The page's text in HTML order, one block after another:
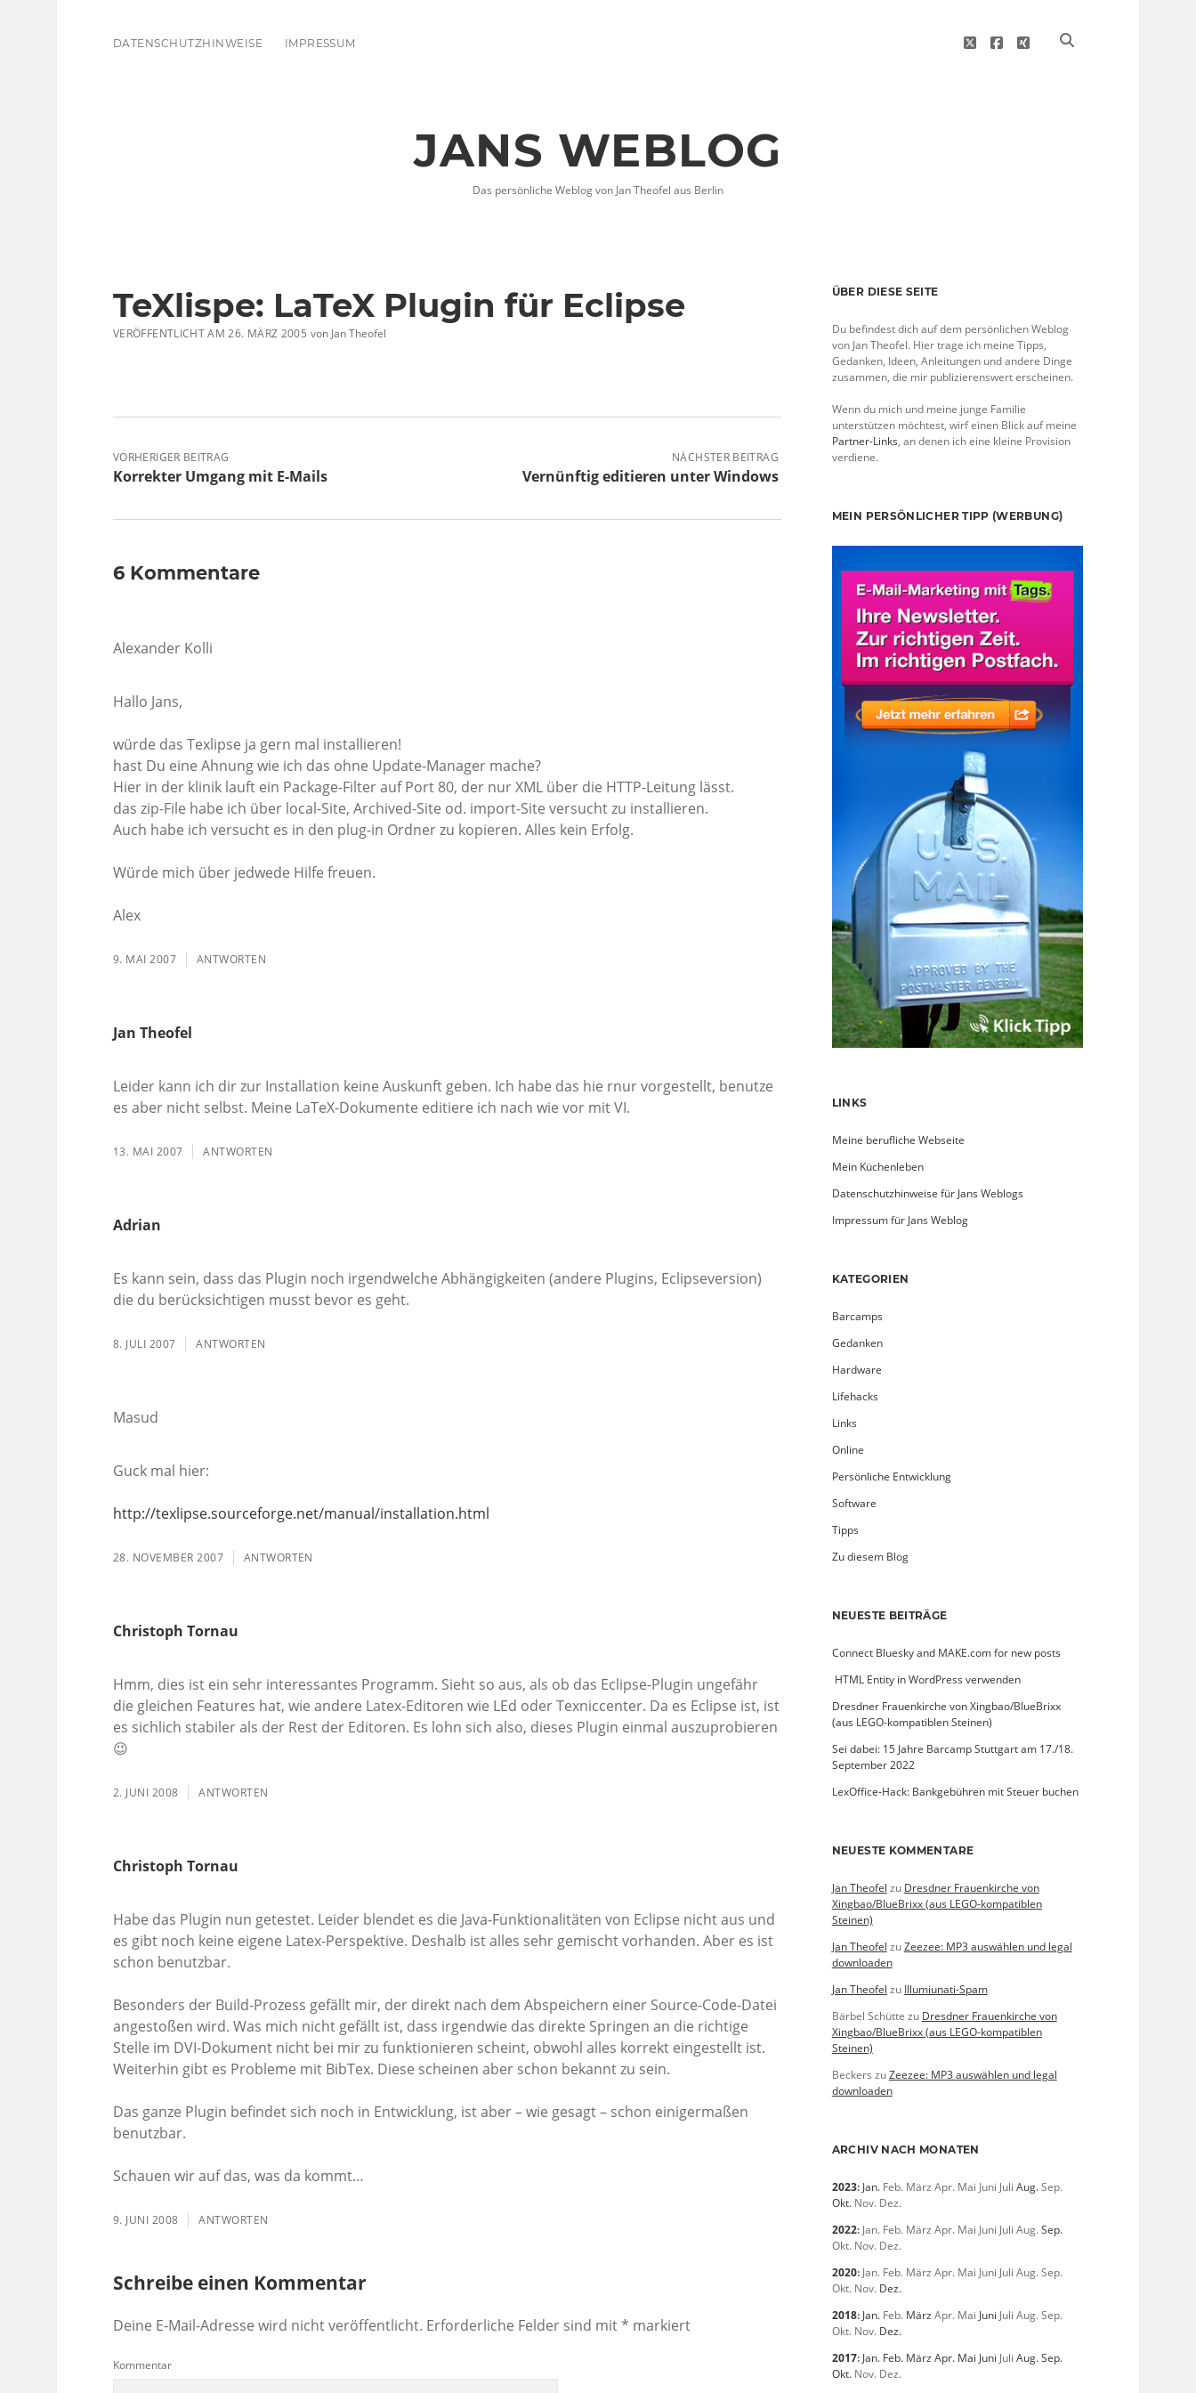
DATENSCHUTZHINWEISE IMPRESSUM twitterfacebook
xing
JANS WEBLOG
Das persönliche Weblog von Jan Theofel aus Berlin
TeXlispe: LaTeX Plugin für Eclipse
VERÖFFENTLICHT AM 26. MÄRZ 2005 vonJan Theofel
VORHERIGER BEITRAG
Korrekter Umgang mit E-Mails
NÄCHSTER BEITRAG
Vernünftig editieren unter Windows
6 Kommentare
Alexander Kolli
Hallo Jans,
würde das Texlipse ja gern mal installieren!
hast Du eine Ahnung wie ich das ohne Update-Manager mache?
Hier in der klinik lauft ein Package-Filter auf Port 80, der nur XML über die HTTP-Leitung lässt.
das zip-File habe ich über local-Site, Archived-Site od. import-Site versucht zu installieren.
Auch habe ich versucht es in den plug-in Ordner zu kopieren. Alles kein Erfolg.
Würde mich über jedwede Hilfe freuen.
Alex
9. MAI 2007 ANTWORTEN
Jan Theofel
Leider kann ich dir zur Installation keine Auskunft geben. Ich habe das hie rnur vorgestellt, benutze
es aber nicht selbst. Meine LaTeX-Dokumente editiere ich nach wie vor mit VI.
13. MAI 2007 ANTWORTEN
Adrian
Es kann sein, dass das Plugin noch irgendwelche Abhängigkeiten (andere Plugins, Eclipseversion)
die du berücksichtigen musst bevor es geht.
8. JULI 2007 ANTWORTEN
Masud
Guck mal hier:
http://texlipse.sourceforge.net/manual/installation.html
28. NOVEMBER 2007 ANTWORTEN
Christoph Tornau
Hmm, dies ist ein sehr interessantes Programm. Sieht so aus, als ob das Eclipse-Plugin ungefähr
die gleichen Features hat, wie andere Latex-Editoren wie LEd oder Texniccenter. Da es Eclipse ist, ist
es sichlich stabiler als der Rest der Editoren. Es lohn sich also, dieses Plugin einmal auszuprobieren
😉
2. JUNI 2008 ANTWORTEN
Christoph Tornau
Habe das Plugin nun getestet. Leider blendet es die Java-Funktionalitäten von Eclipse nicht aus und
es gibt noch keine eigene Latex-Perspektive. Deshalb ist alles sehr gemischt vorhanden. Aber es ist
schon benutzbar.
Besonders der Build-Prozess gefällt mir, der direkt nach dem Abspeichern einer Source-Code-Datei
angestoßen wird. Was mich nicht gefällt ist, dass irgendwie das direkte Springen an die richtige
Stelle im DVI-Dokument nicht bei mir zu funktionieren scheint, obwohl alles korrekt eingestellt ist.
Weiterhin gibt es Probleme mit BibTex. Diese scheinen aber schon bekannt zu sein.
Das ganze Plugin befindet sich noch in Entwicklung, ist aber – wie gesagt – schon einigermaßen
benutzbar.
Schauen wir auf das, was da kommt…
9. JUNI 2008 ANTWORTEN
Schreibe einen Kommentar
Deine E-Mail-Adresse wird nicht veröffentlicht. Erforderliche Felder sind mit* markiert
Kommentar
Sidebar
ÜBER DIESE SEITE
Du befindest dich auf dem persönlichen Weblog
von Jan Theofel. Hier trage ich meine Tipps,
Gedanken, Ideen, Anleitungen und andere Dinge
zusammen, die mir publizierenswert erscheinen.
Wenn du mich und meine junge Familie
unterstützen möchtest, wirf einen Blick auf meine
Partner-Links, an denen ich eine kleine Provision
verdiene.
MEIN PERSÖNLICHER TIPP (WERBUNG)
LINKS
Meine berufliche Webseite
Mein Küchenleben
Datenschutzhinweise für Jans Weblogs
Impressum für Jans Weblog
KATEGORIEN
Barcamps
Gedanken
Hardware
Lifehacks
Links
Online
Persönliche Entwicklung
Software
Tipps
Zu diesem Blog
NEUESTE BEITRÄGE
Connect Bluesky and MAKE.com for new posts
­ HTML Entity in WordPress verwenden
Dresdner Frauenkirche von Xingbao/BlueBrixx
(aus LEGO-kompatiblen Steinen)
Sei dabei: 15 Jahre Barcamp Stuttgart am 17./18.
September 2022
LexOffice-Hack: Bankgebühren mit Steuer buchen
NEUESTE KOMMENTARE
Jan Theofel zu Dresdner Frauenkirche von
Xingbao/BlueBrixx (aus LEGO-kompatiblen
Steinen)
Jan Theofel zuZeezee: MP3 auswählen und legal
downloaden
Jan Theofel zu Illumiunati-Spam
Bärbel Schütte zu Dresdner Frauenkirche von
Xingbao/BlueBrixx (aus LEGO-kompatiblen
Steinen)
Beckers zuZeezee: MP3 auswählen und legal
downloaden
ARCHIV NACH MONATEN
2023: Jan. Feb. März Apr. Mai Juni Juli Aug.Sep.
Okt. Nov. Dez.
2022: Jan. Feb. März Apr. Mai Juni Juli Aug.Sep.
Okt. Nov. Dez.
2020: Jan. Feb. März Apr. Mai Juni Juli Aug.Sep.
Okt. Nov. Dez.
2018: Jan. Feb. März Apr. Mai Juni Juli Aug.Sep.
Okt. Nov. Dez.
2017: Jan. Feb. März Apr. Mai Juni Juli Aug.Sep.
Okt. Nov. Dez.